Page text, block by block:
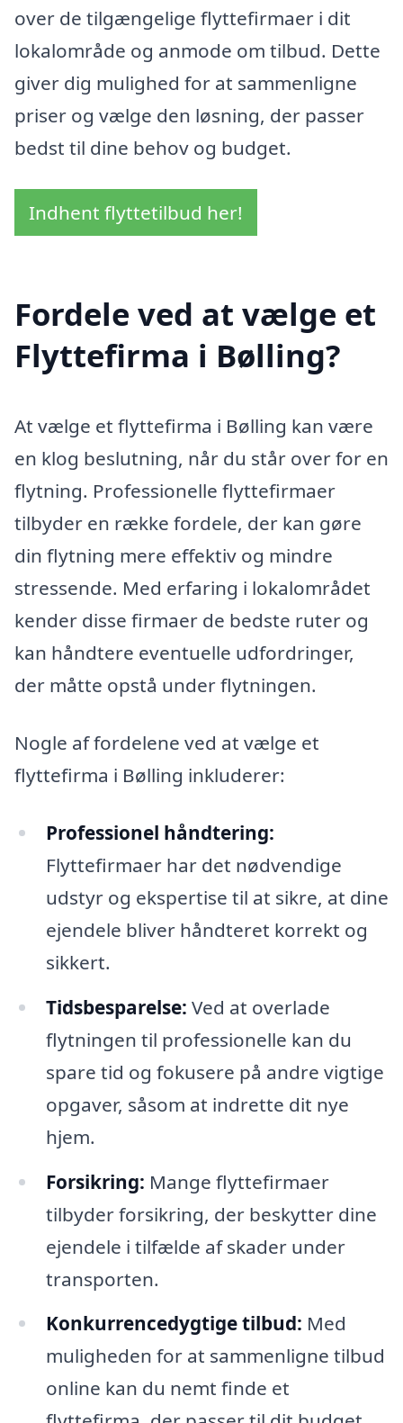
over de tilgængelige flyttefirmaer i dit
lokalområde og anmode om tilbud. Dette
giver dig mulighed for at sammenligne
priser og vælge den løsning, der passer
bedst til dine behov og budget.
Indhent flyttetilbud her!
Fordele ved at vælge et
Flyttefirma i Bølling?
At vælge et flyttefirma i Bølling kan være
en klog beslutning, når du står over for en
flytning. Professionelle flyttefirmaer
tilbyder en række fordele, der kan gøre
din flytning mere effektiv og mindre
stressende. Med erfaring i lokalområdet
kender disse firmaer de bedste ruter og
kan håndtere eventuelle udfordringer,
der måtte opstå under flytningen.
Nogle af fordelene ved at vælge et
flyttefirma i Bølling inkluderer:
Professionel håndtering:
Flyttefirmaer har det nødvendige
udstyr og ekspertise til at sikre, at dine
ejendele bliver håndteret korrekt og
sikkert.
Tidsbesparelse: Ved at overlade
flytningen til professionelle kan du
spare tid og fokusere på andre vigtige
opgaver, såsom at indrette dit nye
hjem.
Forsikring: Mange flyttefirmaer
tilbyder forsikring, der beskytter dine
ejendele i tilfælde af skader under
transporten.
Konkurrencedygtige tilbud: Med
muligheden for at sammenligne tilbud
online kan du nemt finde et